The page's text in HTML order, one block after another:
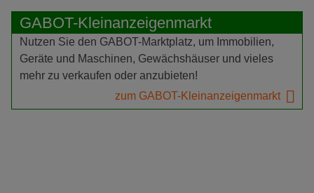
GABOT-Kleinanzeigenmarkt
Nutzen Sie den GABOT-Marktplatz, um Immobilien,
Geräte und Maschinen, Gewächshäuser und vieles
mehr zu verkaufen oder anzubieten!
zum GABOT-Kleinanzeigenmarkt